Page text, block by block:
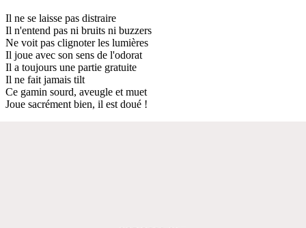
Il ne se laisse pas distraire
Il n'entend pas ni bruits ni buzzers
Ne voit pas clignoter les lumières
Il joue avec son sens de l'odorat
Il a toujours une partie gratuite
Il ne fait jamais tilt
Ce gamin sourd, aveugle et muet
Joue sacrément bien, il est doué !